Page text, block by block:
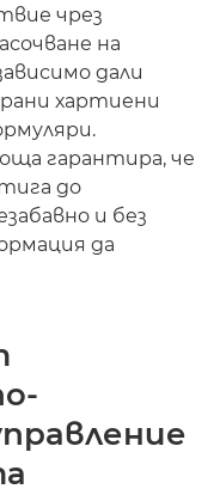
чрез
на
дали
хартиени
гарантира, че
до
и без
да